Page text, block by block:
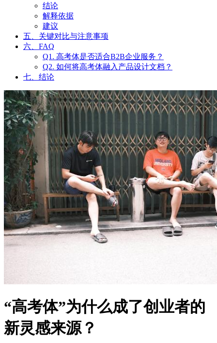
结论
解释依据
建议
五、关键对比与注意事项
六、FAQ
Q1. 高考体是否适合B2B企业服务？
Q2. 如何将高考体融入产品设计文档？
七、结论
“高考体”为什么成了创业者的
新灵感来源？